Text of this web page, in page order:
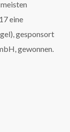
eine
gesponsort
gewonnen.